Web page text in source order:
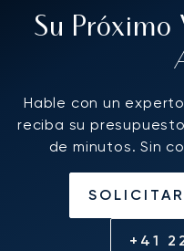
Su Próximo
Hable con un
reciba su
de minutos. Sin
+41